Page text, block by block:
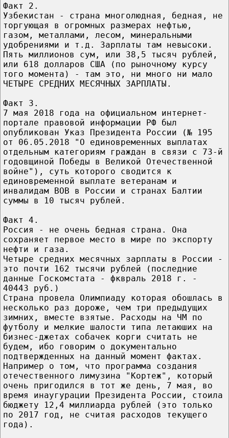
Факт 2.
Узбекистан - страна многолюдная, бедная, не
торгующая в огромных размерах нефтью,
газом, металлами, лесом, минеральными
удобрениями и т.д. Зарплаты там невысоки.
Пять миллионов сум, или 38,5 тысяч рублей,
или 618 долларов США (по рыночному курсу
того момента) - там это, ни много ни мало
ЧЕТЫРЕ СРЕДНИХ МЕСЯЧНЫХ ЗАРПЛАТЫ.
Факт 3.
7 мая 2018 года на официальном интернет-
портале правовой информации РФ был
опубликован Указ Президента России (№ 195
от 06.05.2018 "О единовременных выплатах
отдельным категориям граждан в связи с 73-й
годовщиной Победы в Великой Отечественной
войне"), суть которого сводится к
единовременной выплате ветеранам и
инвалидам ВОВ в России и странах Балтии
суммы в 10 тысяч рублей.
Факт 4.
Россия - не очень бедная страна. Она
сохраняет первое место в мире по экспорту
нефти и газа.
Четыре средних месячных зарплаты в России -
это почти 162 тысячи рублей (последние
данные Госкомстата - фквраль 2018 г. -
40443 руб.)
Страна провела Олимпиаду которая обошлась в
несколько раз дороже, чем три предыдущих
зимних, вместе взятые. Расходы на ЧМ по
футболу и мелкие шалости типа летаюших на
бизнес-джетах собачек корги считать не
будем, ибо говорим о документально
подтвержденных на данный момент фактах.
Например о том, что программа создания
отечественного лимузина "Кортеж", который
очень пригодился в тот же день, 7 мая, во
время инаугурации Президента России, стоила
бюджету 12,4 миллиарда рублей (это только
по 2017 год, не считая расходов текущего
года).